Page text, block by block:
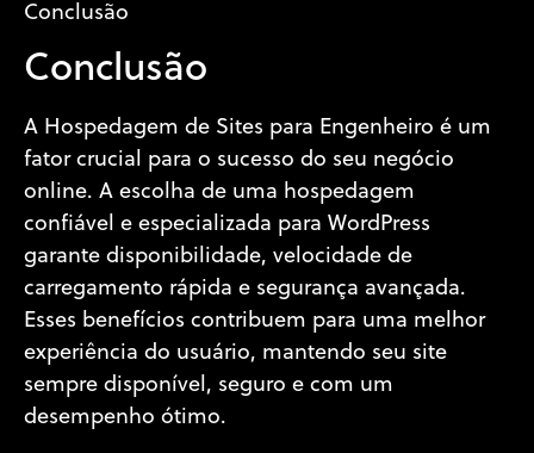
Conclusão
Conclusão
A Hospedagem de Sites para Engenheiro é um
fator crucial para o sucesso do seu negócio
online. A escolha de uma hospedagem
confiável e especializada para WordPress
garante disponibilidade, velocidade de
carregamento rápida e segurança avançada.
Esses benefícios contribuem para uma melhor
experiência do usuário, mantendo seu site
sempre disponível, seguro e com um
desempenho ótimo.